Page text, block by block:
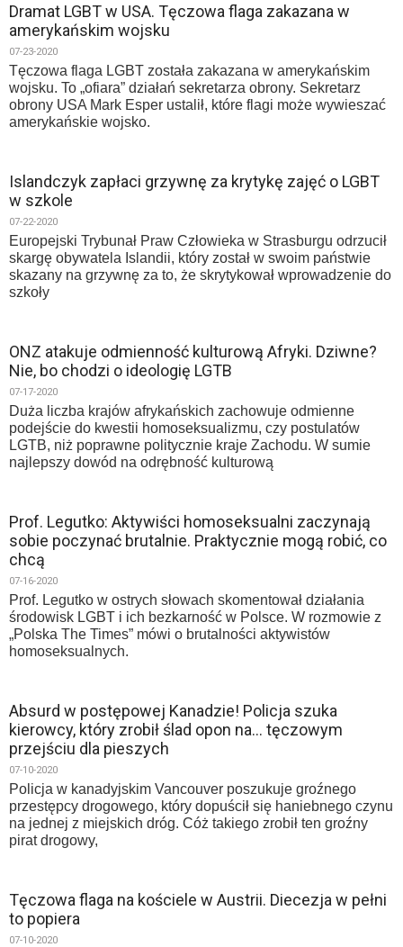
Dramat LGBT w USA. Tęczowa flaga zakazana w
amerykańskim wojsku
07-23-2020
Tęczowa flaga LGBT została zakazana w amerykańskim
wojsku. To „ofiara” działań sekretarza obrony. Sekretarz
obrony USA Mark Esper ustalił, które flagi może wywieszać
amerykańskie wojsko.
Islandczyk zapłaci grzywnę za krytykę zajęć o LGBT
w szkole
07-22-2020
Europejski Trybunał Praw Człowieka w Strasburgu odrzucił
skargę obywatela Islandii, który został w swoim państwie
skazany na grzywnę za to, że skrytykował wprowadzenie do
szkoły
ONZ atakuje odmienność kulturową Afryki. Dziwne?
Nie, bo chodzi o ideologię LGTB
07-17-2020
Duża liczba krajów afrykańskich zachowuje odmienne
podejście do kwestii homoseksualizmu, czy postulatów
LGTB, niż poprawne politycznie kraje Zachodu. W sumie
najlepszy dowód na odrębność kulturową
Prof. Legutko: Aktywiści homoseksualni zaczynają
sobie poczynać brutalnie. Praktycznie mogą robić, co
chcą
07-16-2020
Prof. Legutko w ostrych słowach skomentował działania
środowisk LGBT i ich bezkarność w Polsce. W rozmowie z
„Polska The Times” mówi o brutalności aktywistów
homoseksualnych.
Absurd w postępowej Kanadzie! Policja szuka
kierowcy, który zrobił ślad opon na… tęczowym
przejściu dla pieszych
07-10-2020
Policja w kanadyjskim Vancouver poszukuje groźnego
przestępcy drogowego, który dopuścił się haniebnego czynu
na jednej z miejskich dróg. Cóż takiego zrobił ten groźny
pirat drogowy,
Tęczowa flaga na kościele w Austrii. Diecezja w pełni
to popiera
07-10-2020